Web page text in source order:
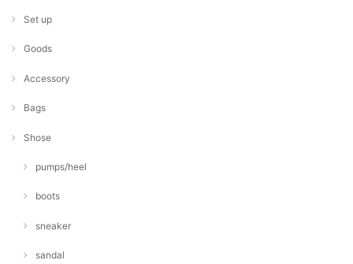
Set up
Goods
Accessory
Bags
Shose
pumps/heel
boots
sneaker
sandal